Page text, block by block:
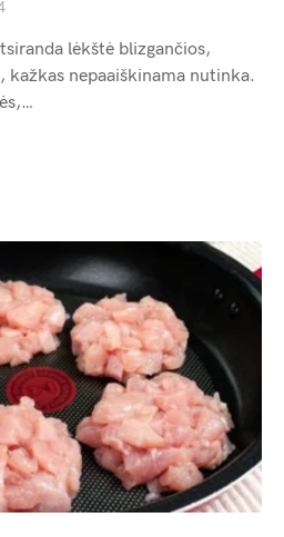
lėkštė blizgančios,
kažkas nepaaiškinama nutinka.